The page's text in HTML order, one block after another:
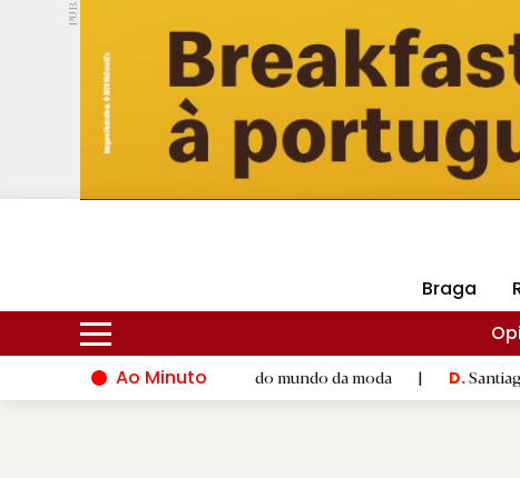
PUB.
Hoje 16ºC 30ºC DMtv
Braga
Ao Minuto
talento e à inovação do mundo da moda | D.Santiago de